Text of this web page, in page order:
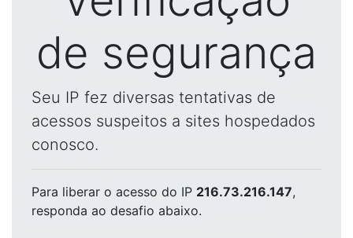
de segurança
Seu IP fez diversas tentativas de
acessos suspeitos a sites hospedados
conosco.
Para liberar o acesso do IP 216.73.216.147,
responda ao desafio abaixo.